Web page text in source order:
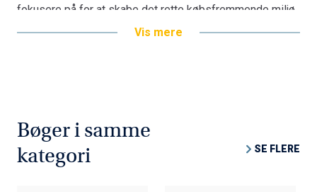
fokusere på for at skabe det rette købsfremmende miljø,
og hvad er det egentlig, der påvirker forbrugernes køb?
detailhandel og diskursanalyse.
Keywords: Shopping, forbrug, æstetik, oplevelse(r) og
Vis mere
Bøger i samme
kategori
SE FLERE